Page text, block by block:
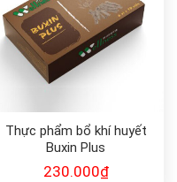
Thực phẩm bổ khí huyết
Buxin Plus
230.000₫